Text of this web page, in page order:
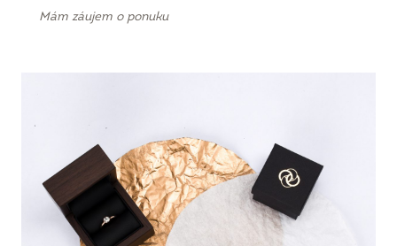
Mám záujem o ponuku